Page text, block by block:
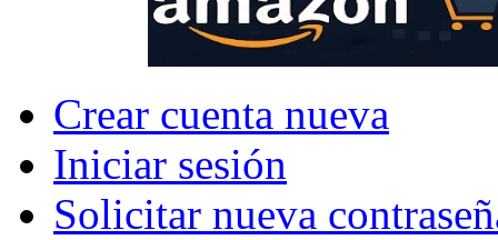
Crear cuenta nueva
Iniciar sesión
Solicitar nueva